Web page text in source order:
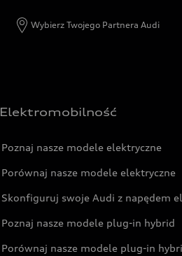
Wybierz Twojego Partnera Audi
Elektromobilność
Poznaj nasze modele elektryczne
Porównaj nasze modele elektryczne
Skonfiguruj swoje Audi z napędem
Poznaj nasze modele plug-in hybrid
Porównaj nasze modele plug-in